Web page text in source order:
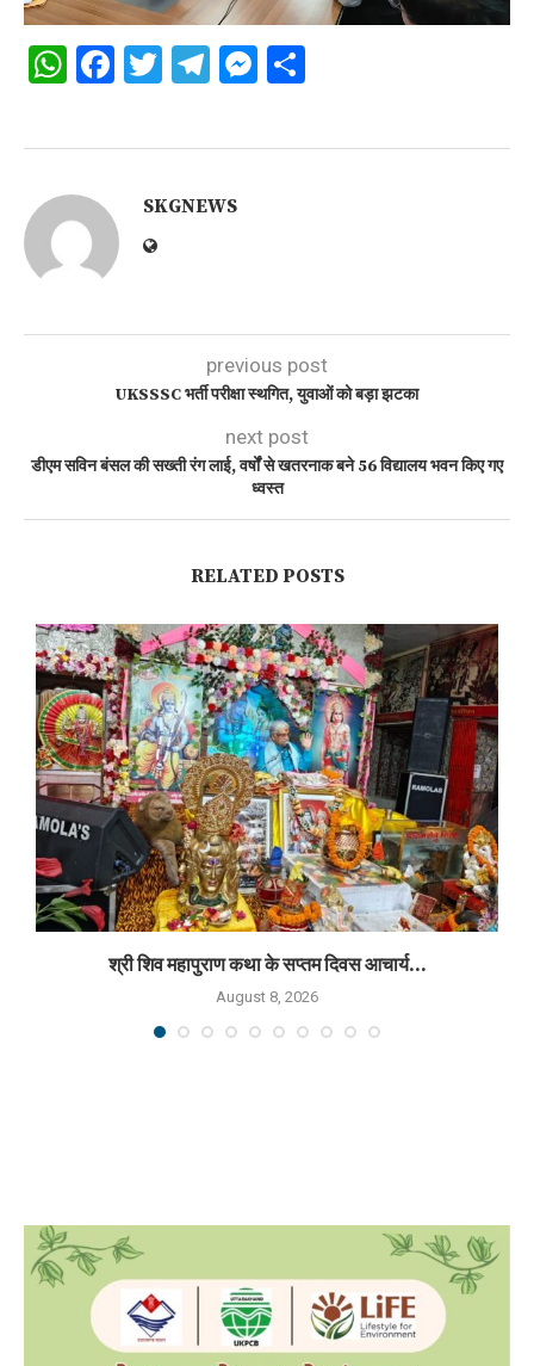
WhatsApp
Facebook
Twitter
Telegram
Messenger
SKGNEWS
previous post
UKSSSC भर्ती परीक्षा स्थगित, युवाओं को बड़ा झटका
next post
डीएम सविन बंसल की सख्ती रंग लाई, वर्षों से खतरनाक बने 56 विद्यालय भवन किए गए
ध्वस्त
RELATED POSTS
श्री शिव महापुराण कथा के सप्तम दिवस आचार्य...
August 8, 2026